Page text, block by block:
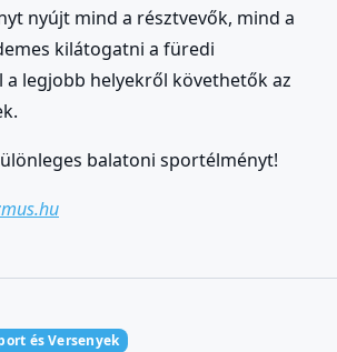
nyújt mind a résztvevők, mind a
kilátogatni a füredi
a legjobb helyekről követhetők az
balatoni sportélményt!
és Versenyek